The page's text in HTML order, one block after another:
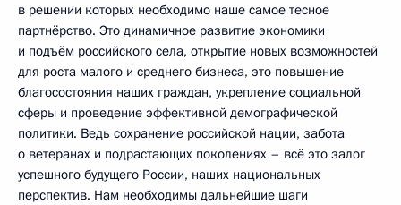
в решении которых необходимо наше самое тесное
партнёрство. Это динамичное развитие экономики
и подъём российского села, открытие новых возможностей
для роста малого и среднего бизнеса, это повышение
благосостояния наших граждан, укрепление социальной
сферы и проведение эффективной демографической
политики. Ведь сохранение российской нации, забота
о ветеранах и подрастающих поколениях – всё это залог
успешного будущего России, наших национальных
перспектив. Нам необходимы дальнейшие шаги